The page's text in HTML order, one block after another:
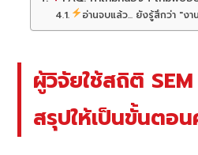
อ่านจบแล้ว... ยังรู้สึกว่า "งา
ผู้วิจัยใช้สถิติ
สรุปให้เป็นขั้นตอ